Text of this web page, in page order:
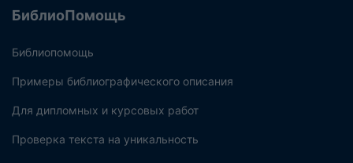
БиблиоПомощь
Библиопомощь
Примеры библиографического описания
Для дипломных и курсовых работ
Проверка текста на уникальность